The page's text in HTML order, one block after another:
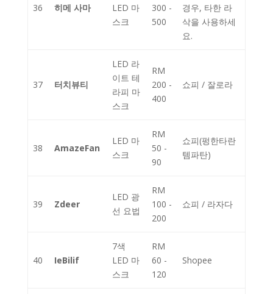
36 히메 사마
LED 마
스크
300 -
500
경우, 타한 라
삭을 사용하세
요.
37 터치뷰티
LED 라
이트 테
라피 마
스크
RM
200 -
400
쇼피 / 잘로라
38 AmazeFan
LED 마
스크
RM
50 -
90
쇼피(펑한타란
템파탄)
39 Zdeer
LED 광
선 요법
RM
100 -
200
쇼피 / 라자다
40 IeBilif
7색
LED 마
스크
RM
60 -
120
Shopee